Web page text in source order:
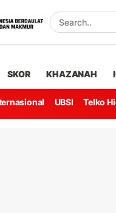
SKOR KHAZANAH
UBSI Telko